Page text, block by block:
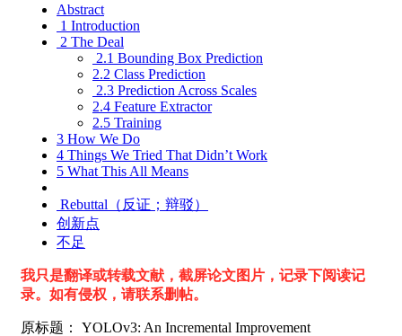
Abstract
1 Introduction
2 The Deal
2.1 Bounding Box Prediction
2.2 Class Prediction
2.3 Prediction Across Scales
2.4 Feature Extractor
2.5 Training
3 How We Do
4 Things We Tried That Didn’t Work
5 What This All Means
Rebuttal（反证；辩驳）
创新点
不足
我只是翻译或转载文献，截屏论文图片，记录下阅读记
录。如有侵权，请联系删帖。
原标题： YOLOv3: An Incremental Improvement